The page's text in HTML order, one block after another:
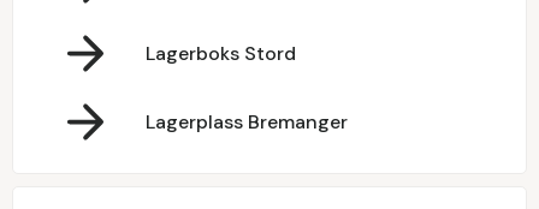
Lagerboks Stord
Lagerplass Bremanger